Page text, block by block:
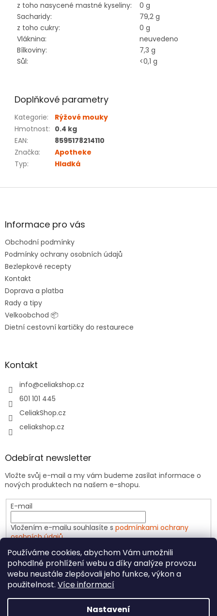
Používáme cookies, abychom Vám umožnili
pohodlné prohlížení webu a díky analýze provozu
webu neustále zlepšovali jeho funkce, výkon a
použitelnost. Více informací
Nastavení
z toho nasycené mastné kyseliny:
0 g
Sacharidy:
79,2 g
z toho cukry:
0 g
Vláknina:
neuvedeno
Bílkoviny:
7,3 g
Sůl:
<0,1 g
Doplňkové parametry
Kategorie:
Rýžové mouky
Hmotnost: 0.4 kg
EAN:
8595178214110
Značka:
Apotheke
Typ: Hladká
Z
aInformace pro vás
Obchodní podmínky
Podmínky ochrany osobních údajů
Bezlepkové recepty
Kontakt
Doprava a platba
Rady a tipy
Velkoobchod 📦
Dietní cestovní kartičky do restaurece
Kontakt
info@celiakshop.cz
601 101 445
CeliakShop.cz
celiakshop.cz
Odebírat newsletter
Vložte svůj e-mail a my vám budeme zasílat informace o
nových produktech na našem e-shopu.
E-mail
Vložením e-mailu souhlasíte s podmínkami ochrany
osobních údajů
PŘIHLÁSIT SE